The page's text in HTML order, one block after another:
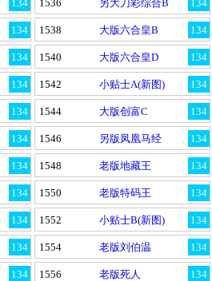
134 134
1536 另大刀彩综合B
134 134
1538 大版六合皇B
134 134
1540 大版六合皇D
134 134
1542 小贴士A(新图)
134 134
1544 大版创富C
134 134
1546 另版凤凰马经
134 134
1548 老版地藏王
134 134
1550 老版特码王
134 134
1552 小贴士B(新图)
134 134
1554 老版刘伯温
134 134
1556 老版死人